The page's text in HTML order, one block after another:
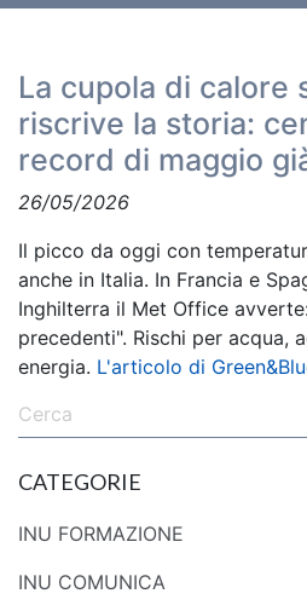
La cupola di calore
riscrive la storia:
record di maggio
26/05/2026
Il picco da oggi con
anche in Italia. In Francia e
Inghilterra il Met Office
precedenti". Rischi per acqua,
energia. L'articolo di
CATEGORIE
INU FORMAZIONE
INU COMUNICA